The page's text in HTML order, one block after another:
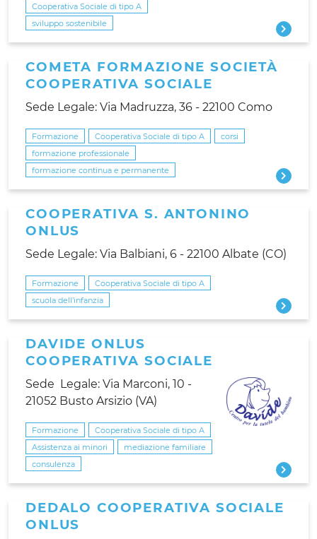
Cooperativa Sociale di tipo A
sviluppo sostenibile
COMETA FORMAZIONE SOCIETÀ
COOPERATIVA SOCIALE
Sede Legale: Via Madruzza, 36 - 22100 Como
Formazione Cooperativa Sociale di tipo A
corsi
formazione professionale
formazione continua e permanente
COOPERATIVA S. ANTONINO
ONLUS
Sede Legale: Via Balbiani, 6 - 22100 Albate (CO)
Formazione
Cooperativa Sociale di tipo A
scuola dell’infanzia
DAVIDE ONLUS
COOPERATIVA SOCIALE
Sede Legale: Via Marconi, 10 -
21052 Busto Arsizio (VA)
Formazione
Cooperativa Sociale di tipo A
Assistenza ai minori
mediazione familiare
consulenza
DEDALO COOPERATIVA SOCIALE
ONLUS